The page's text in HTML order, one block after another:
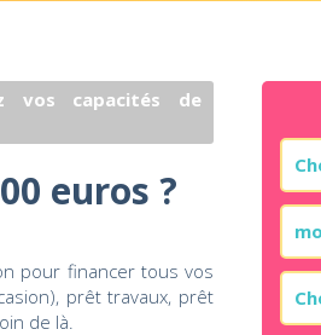
vos capacités de
euros ?
pour financer tous vos
prêt travaux, prêt
de là.